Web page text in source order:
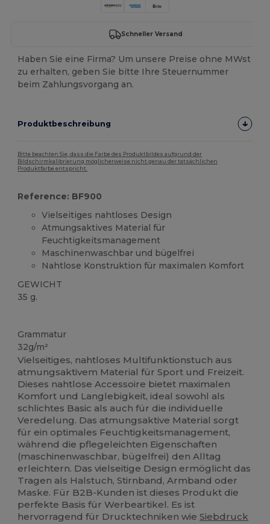
Schneller Versand
Haben Sie eine Firma? Um unsere Preise ohne MWst
zu erhalten, geben Sie bitte Ihre Steuernummer
beim Zahlungsvorgang an.
Produktbeschreibung
Bitte beachten Sie, dass die Farbe des Produktbildes aufgrund der
Bildschirmkalibrierung möglicherweise nicht genau der tatsächlichen
Produktfarbe entspricht.
Reference: BF900
Vielseitiges nahtloses Design
Atmungsaktives Material für
Feuchtigkeitsmanagement
Maschinenwaschbar und bügelfrei
Nahtlose Konstruktion für maximalen Komfort
GEWICHT
35 g.
Grammatur
32g/m²
Vielseitiges, nahtloses Multifunktionstuch aus
atmungsaktivem Material für Sport und Freizeit.
Dieses nahtlose Accessoire bietet maximalen
Komfort und Langlebigkeit, ideal sowohl als
schlichtes Basic als auch für die individuelle
Veredelung. Das atmungsaktive Material sorgt
für ein optimales Feuchtigkeitsmanagement,
während die pflegeleichten Eigenschaften
(maschinenwaschbar, bügelfrei) den Alltag
erleichtern. Das vielseitige Design ermöglicht das
Tragen als Halstuch, Stirnband, Armband oder
Maske. Für B2B-Kunden ist dieses Produkt die
perfekte Basis für Werbeartikel. Es ist
hervorragend für Drucktechniken wieSiebdruck